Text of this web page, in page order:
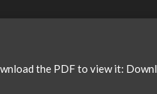
the PDF to view it: